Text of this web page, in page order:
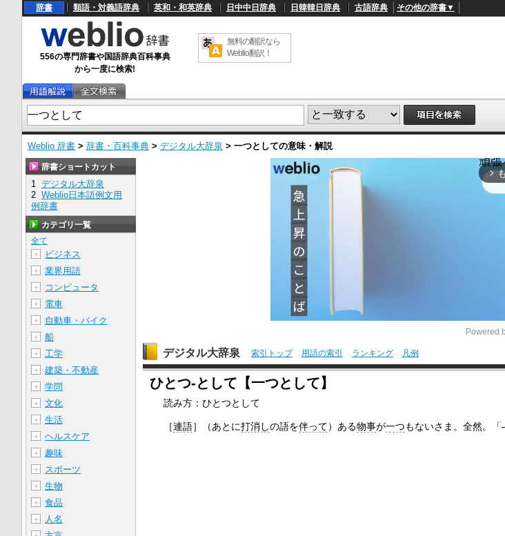
辞書 類語・対義語辞典 英和・和英辞典 日中中日辞典 日韓韓日辞典 古語辞典 その他の辞書▼
556の専門辞書や国語辞典百科事典
から一度に検索!
無料の翻訳なら
Weblio翻訳！
Weblio 辞書 > 辞書・百科事典 > デジタル大辞泉 > 一つとしての意味・解説
arrow_forward_ios
Powered
デジタル大辞泉 索引トップ 用語の索引 ランキング 凡例
ひとつ‐として【一つとして】
読み方：ひとつとして
［連語］ （あとに打消しの語を伴って）ある物事が一つもないさま。全然。
辞書ショートカット
1 デジタル大辞泉
2 Weblio日本語例文用
例辞書
カテゴリ一覧
全て
＋
ビジネス
＋ 業界用語
＋ コンピュータ
＋ 電車
＋ 自動車・バイク
＋ 船
＋ 工学
＋ 建築・不動産
＋ 学問
＋ 文化
＋ 生活
＋ ヘルスケア
＋ 趣味
＋ スポーツ
＋ 生物
＋ 食品
＋ 人名